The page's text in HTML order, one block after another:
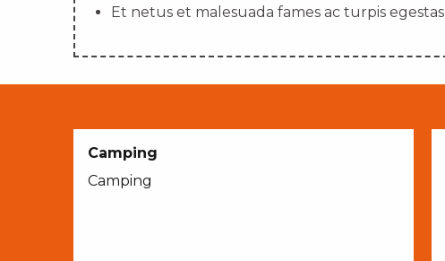
Et netus et malesuada fames ac turpis egestas
Camping
Camping